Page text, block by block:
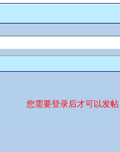
您需要登录后才可以发